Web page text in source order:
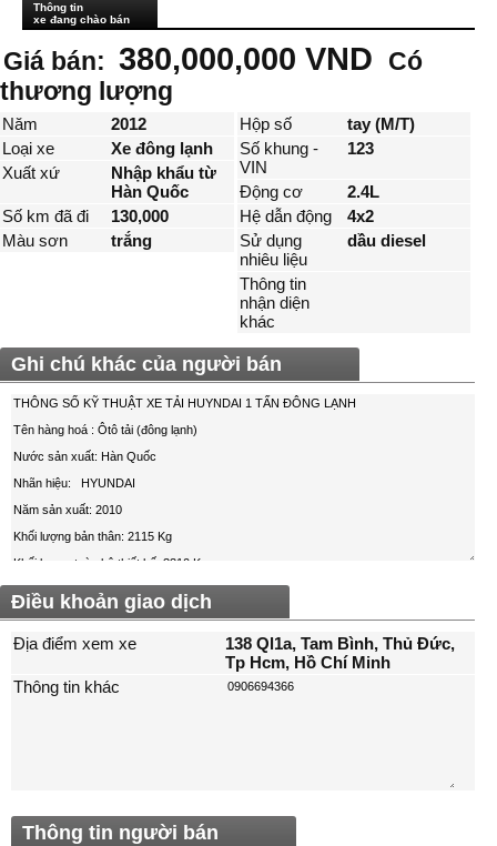
Thông tin
xe đang chào bán
Giá bán: 380,000,000 VND
Có
thương lượng
Năm
2012
Loại xe
Xe đông lạnh
Xuất xứ
Nhập khẩu từ
Hàn Quốc
Số km đã đi
130,000
Màu sơn
trắng
Hộp số
tay (M/T)
Số khung -
VIN
123
Động cơ
2.4L
Hệ dẫn động
4x2
Sử dụng
nhiêu liệu
dầu diesel
Thông tin
nhận diện
khác
Ghi chú khác của người bán
Điều khoản giao dịch
Địa điểm xem xe
138 Ql1a, Tam Bình, Thủ Đức,
Tp Hcm, Hồ Chí Minh
Thông tin khác
Thông tin người bán